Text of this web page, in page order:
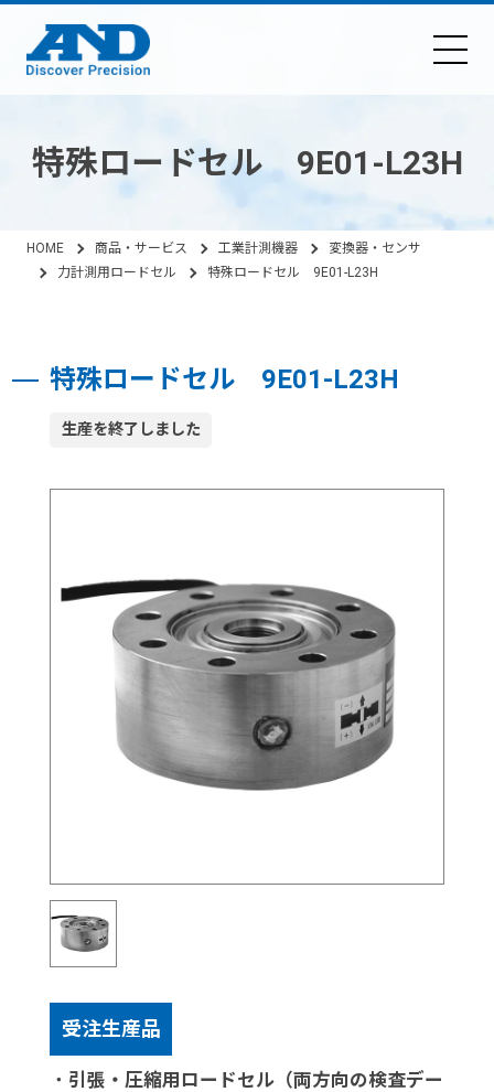
特殊ロードセル 9E01-L23H
HOME 商品・サービス 工業計測機器
変換器・センサ
力計測用ロードセル
特殊ロードセル 9E01-L23H
特殊ロードセル 9E01-L23H
生産を終了しました
受注生産品
・ 引張・圧縮用ロードセル（両方向の検査デー